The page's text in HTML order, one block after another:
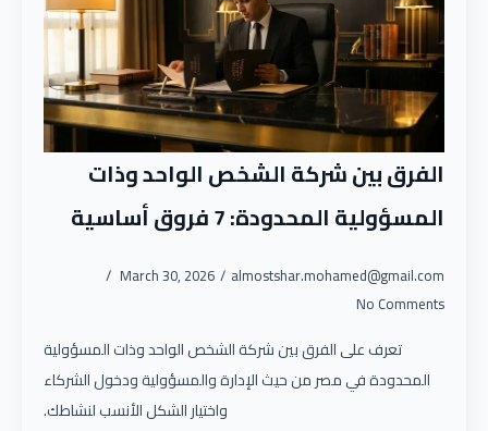
الفرق بين شركة الشخص الواحد وذات
المسؤولية المحدودة: 7 فروق أساسية
almostshar.mohamed@gmail.com
March 30, 2026
No Comments
تعرف على الفرق بين شركة الشخص الواحد وذات المسؤولية
المحدودة في مصر من حيث الإدارة والمسؤولية ودخول الشركاء
واختيار الشكل الأنسب لنشاطك.